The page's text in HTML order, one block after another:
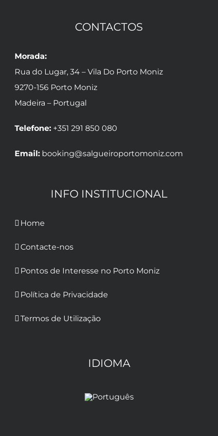
CONTACTOS
Morada:
Rua do Lugar, 34 – Vila Do Porto Moniz
9270-156 Porto Moniz
Madeira – Portugal
Telefone: +351 291 850 080
Email: booking@salgueiroportomoniz.com
INFO INSTITUCIONAL
Home
Contacte-nos
Pontos de Interesse no Porto Moniz
Política de Privacidade
Termos de Utilização
IDIOMA